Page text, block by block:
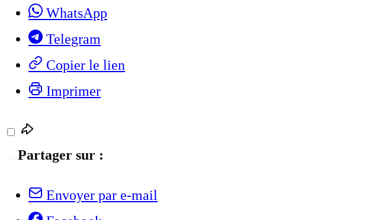
WhatsApp
Telegram
Copier le lien
Imprimer
Partager sur :
Envoyer par e-mail